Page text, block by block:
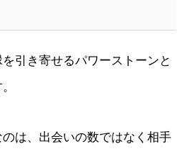
引き寄せるパワーストーンと
は、出会いの数ではなく相手